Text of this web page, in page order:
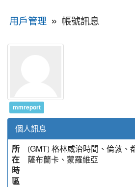
用戶管理 » 帳號訊息
mmreport
個人訊息
所
在
時
區
(GMT) 格林威治時間、倫敦、
薩布蘭卡、蒙羅維亞